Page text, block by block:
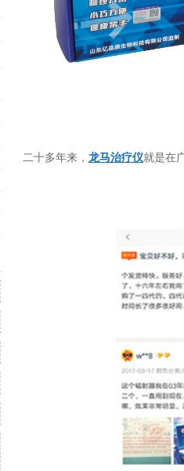
二十多年来， 龙马治疗仪就是在